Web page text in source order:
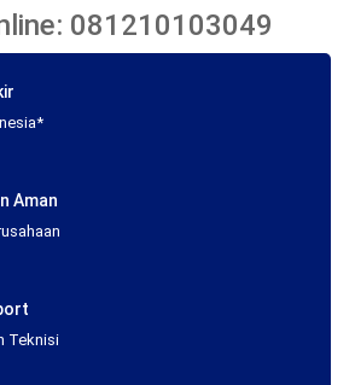
081210103049
Aman
Teknisi